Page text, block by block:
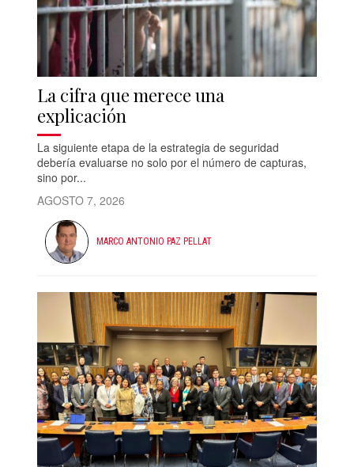
La cifra que merece una
explicación
La siguiente etapa de la estrategia de seguridad
debería evaluarse no solo por el número de capturas,
sino por...
AGOSTO 7, 2026
MARCO ANTONIO PAZ PELLAT